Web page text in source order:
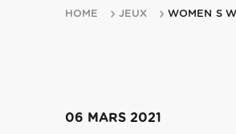
HOME JEUX WOMEN S
06 MARS 2021